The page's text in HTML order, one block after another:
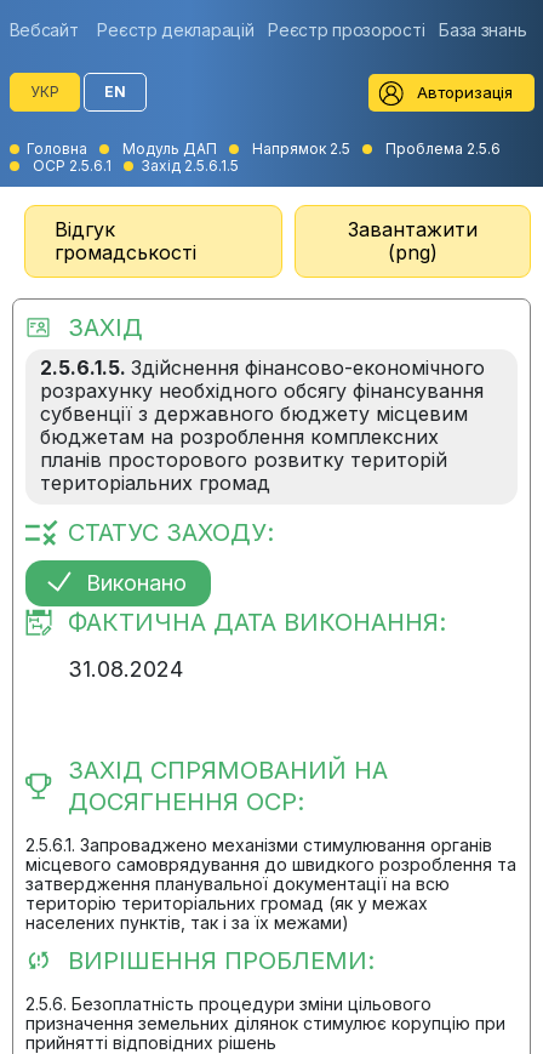
Вебсайт Реєстр декларацій Реєстр прозорості База знань
УКР EN Авторизація
Головна Модуль ДАП Напрямок 2.5
Проблема 2.5.6
ОСР 2.5.6.1
Захід 2.5.6.1.5
Відгук
громадськості
Завантажити
(png)
ЗАХІД
2.5.6.1.5. Здійснення фінансово-економічного
розрахунку необхідного обсягу фінансування
субвенції з державного бюджету місцевим
бюджетам на розроблення комплексних
планів просторового розвитку територій
територіальних громад
СТАТУС ЗАХОДУ:
Виконано
ФАКТИЧНА ДАТА ВИКОНАННЯ:
31.08.2024
ЗАХІД СПРЯМОВАНИЙ НА
ДОСЯГНЕННЯ ОСР:
2.5.6.1. Запроваджено механізми стимулювання органів
місцевого самоврядування до швидкого розроблення та
затвердження планувальної документації на всю
територію територіальних громад (як у межах
населених пунктів, так і за їх межами)
ВИРІШЕННЯ ПРОБЛЕМИ:
2.5.6. Безоплатність процедури зміни цільового
призначення земельних ділянок стимулює корупцію при
прийнятті відповідних рішень